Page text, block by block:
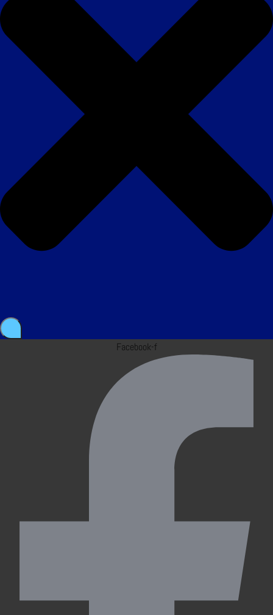
Facebook-f